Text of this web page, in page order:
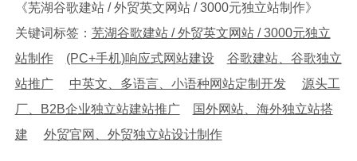
《芜湖谷歌建站 / 外贸英文网站 / 3000元独立站制作》
关键词标签： 芜湖谷歌建站 / 外贸英文网站 / 3000元独立
站制作
(PC+手机)响应式网站建设
谷歌建站、谷歌独立
站推广
中英文、多语言、小语种网站定制开发
源头工
厂、B2B企业独立站建站推广
国外网站、海外独立站搭
建
外贸官网、外贸独立站设计制作